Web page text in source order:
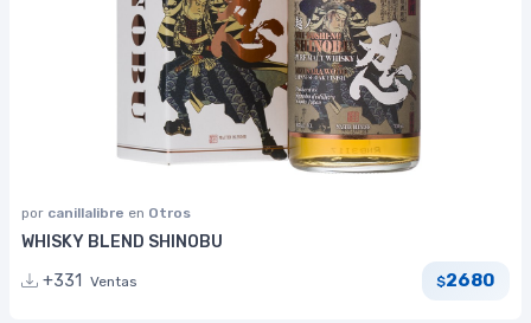
por canillalibre en Otros
WHISKY BLEND SHINOBU
+331
Ventas $2680